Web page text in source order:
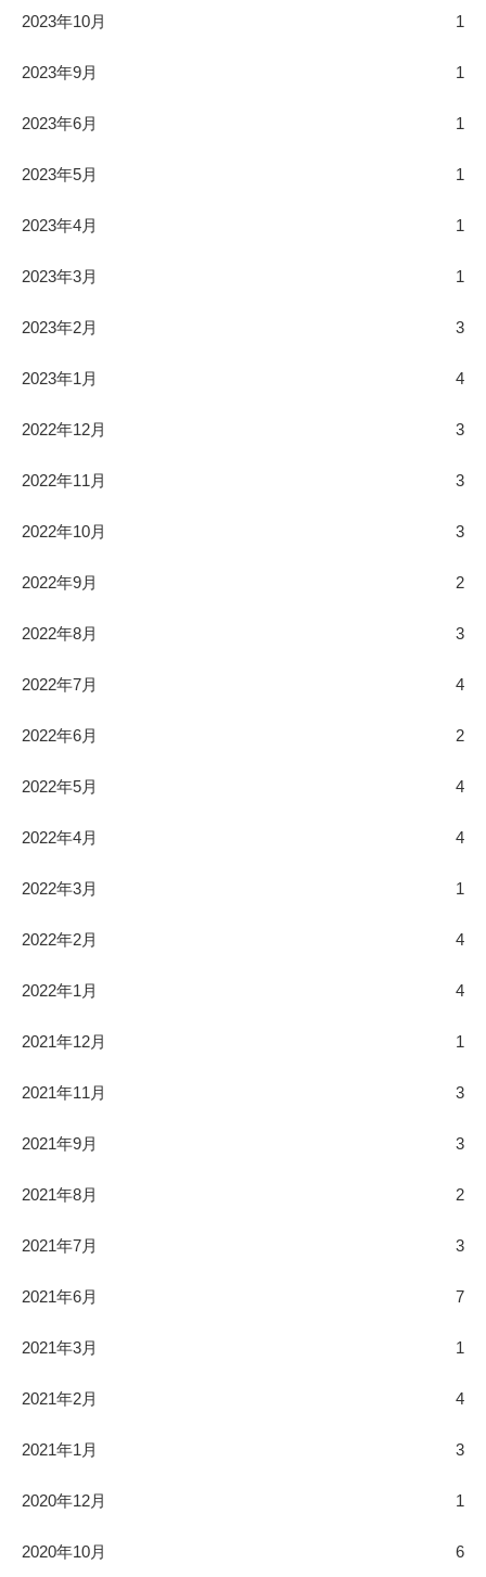
2023年10月 1
2023年9月 1
2023年6月 1
2023年5月 1
2023年4月 1
2023年3月 1
2023年2月 3
2023年1月 4
2022年12月 3
2022年11月 3
2022年10月 3
2022年9月 2
2022年8月 3
2022年7月 4
2022年6月 2
2022年5月 4
2022年4月 4
2022年3月 1
2022年2月 4
2022年1月 4
2021年12月 1
2021年11月 3
2021年9月 3
2021年8月 2
2021年7月 3
2021年6月 7
2021年3月 1
2021年2月 4
2021年1月 3
2020年12月 1
2020年10月 6